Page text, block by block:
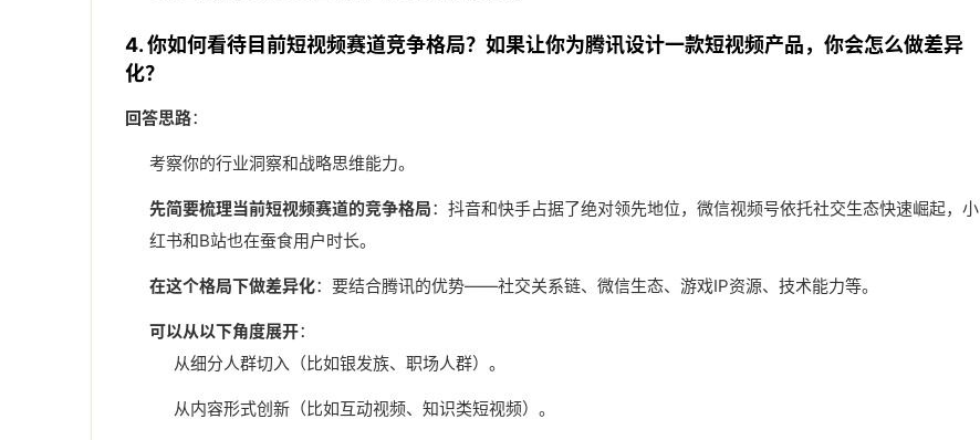
4. 你如何看待目前短视频赛道竞争格局？如果让你为腾讯设计一款短视频产品，你会怎么做差异
化？
回答思路：
考察你的行业洞察和战略思维能力。
先简要梳理当前短视频赛道的竞争格局：抖音和快手占据了绝对领先地位，微信视频号依托社交生态快速崛起，小
红书和B站也在蚕食用户时长。
在这个格局下做差异化：要结合腾讯的优势——社交关系链、微信生态、游戏IP资源、技术能力等。
可以从以下角度展开：
从细分人群切入（比如银发族、职场人群）。
从内容形式创新（比如互动视频、知识类短视频）。